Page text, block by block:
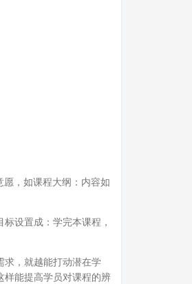
，如课程大纲：内容如
设置成：学完本课程，
求，就越能打动潜在学
样能提高学员对课程的辨